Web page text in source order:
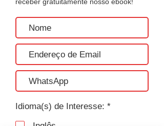
Idioma(s) de Interesse: *O